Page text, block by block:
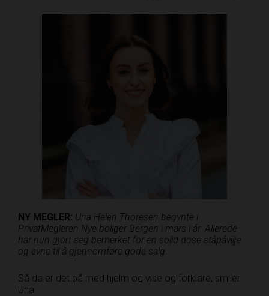
NY MEGLER: Una Helen Thoresen begynte i
PrivatMegleren Nye boliger Bergen i mars i år. Allerede
har hun gjort seg bemerket for en solid dose ståpåvilje
og evne til å gjennomføre gode salg.
Så da er det på med hjelm og vise og forklare, smiler
Una.